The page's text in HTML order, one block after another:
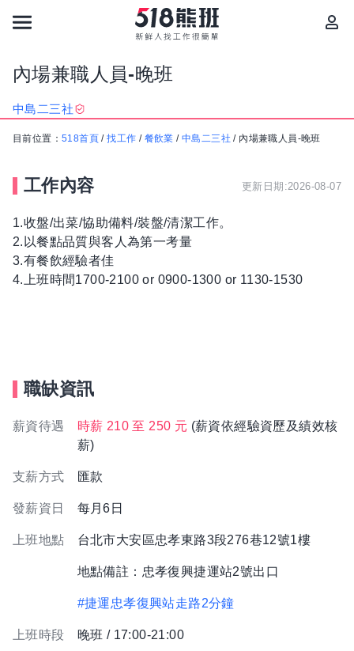
內場兼職人員-晚班
中島二三社
目前位置： 518首頁 /找工作 / 餐飲業 /中島二三社 / 內場兼職人員-晚班
工作內容 更新日期:2026-08-07
1.收盤/出菜/協助備料/裝盤/清潔工作。
2.以餐點品質與客人為第一考量
3.有餐飲經驗者佳
4.上班時間1700-2100 or 0900-1300 or 1130-1530
職缺資訊
薪資待遇 時薪 210 至 250 元 (薪資依經驗資歷及績效核
薪)
支薪方式 匯款
發薪資日 每月6日
上班地點 台北市大安區忠孝東路3段276巷12號1樓
地點備註：忠孝復興捷運站2號出口
#捷運忠孝復興站走路2分鐘
上班時段 晚班 / 17:00-21:00